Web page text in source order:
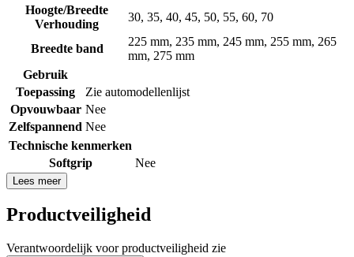
Hoogte/Breedte
Verhouding
30, 35, 40, 45, 50, 55, 60, 70
Breedte band
225 mm, 235 mm, 245 mm, 255 mm, 265
mm, 275 mm
Gebruik
Toepassing
Zie automodellenlijst
Opvouwbaar Nee
Zelfspannend Nee
Technische kenmerken
Softgrip
Nee
Lees meer
Productveiligheid
Verantwoordelijk voor productveiligheid zie